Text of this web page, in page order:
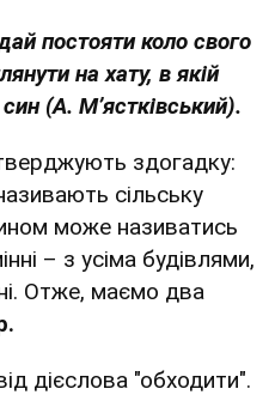
постояти коло свого
на хату, в якій
(А. М’ястківський).
здогадку:
сільську
може називатись
– з усіма будівлями,
Отже, маємо два
дієслова "обходити".